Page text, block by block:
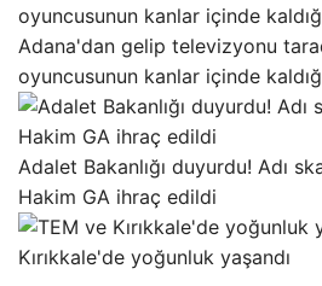
Adana'dan gelip televizyonu
oyuncusunun kanlar içinde
Adalet Bakanlığı duyurdu! Adı
Hakim GA ihraç edildi
Kırıkkale'de yoğunluk yaşandı